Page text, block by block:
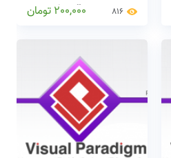
ویژوال پارادایم(visual
816
200,000 تومان